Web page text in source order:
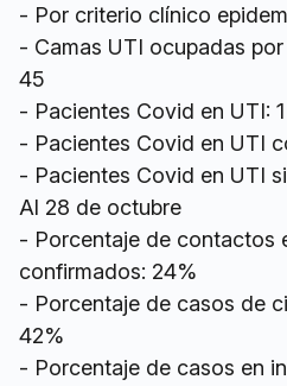
- Por criterio clínico
- Camas UTI ocupadas
45
- Pacientes Covid en UTI: 1
- Pacientes Covid en UTI
- Pacientes Covid en UTI
Al 28 de octubre
- Porcentaje de contactos
confirmados: 24%
- Porcentaje de casos de
42%
- Porcentaje de casos en